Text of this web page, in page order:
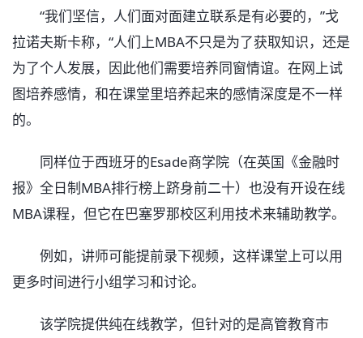
“我们坚信，人们面对面建立联系是有必要的，”戈
拉诺夫斯卡称，“人们上MBA不只是为了获取知识，还是
为了个人发展，因此他们需要培养同窗情谊。在网上试
图培养感情，和在课堂里培养起来的感情深度是不一样
的。
同样位于西班牙的Esade商学院（在英国《金融时
报》全日制MBA排行榜上跻身前二十）也没有开设在线
MBA课程，但它在巴塞罗那校区利用技术来辅助教学。
例如，讲师可能提前录下视频，这样课堂上可以用
更多时间进行小组学习和讨论。
该学院提供纯在线教学，但针对的是高管教育市